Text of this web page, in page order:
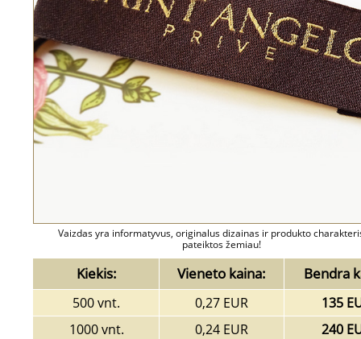
Vaizdas yra informatyvus, originalus dizainas ir produkto
pateiktos žemiau!
Kiekis: Vieneto kaina: Bendra
500 vnt. 0,27 EUR
135
1000 vnt.
0,24 EUR
240